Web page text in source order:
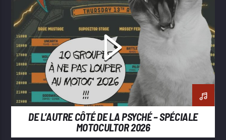
DOOM
HEAVY METAL METAL STONER
DE L’AUTRE CÔTÉ DE LA PSYCHÉ – SPÉCIALE
MOTOCULTOR 2026